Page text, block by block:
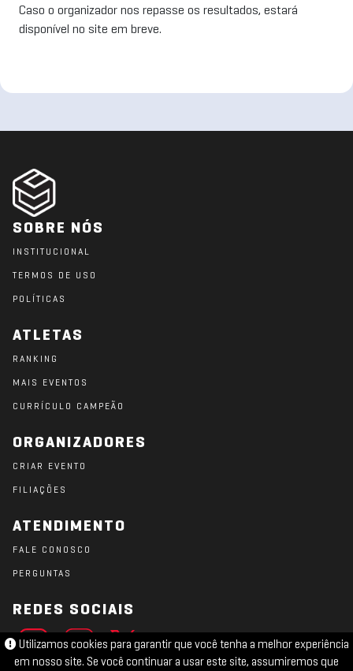
Caso o organizador nos repasse os resultados, estará
disponível no site em breve.
SOBRE NÓS
INSTITUCIONAL
TERMOS DE USO
POLÍTICAS
ATLETAS
RANKING
MAIS EVENTOS
CURRÍCULO CAMPEÃO
ORGANIZADORES
CRIAR EVENTO
FILIAÇÕES
ATENDIMENTO
FALE CONOSCO
PERGUNTAS
REDES SOCIAIS
Utilizamos cookies para garantir que você tenha a melhor experiência
em nosso site. Se você continuar a usar este site, assumiremos que